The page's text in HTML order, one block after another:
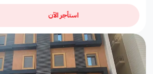
استأجر الآن